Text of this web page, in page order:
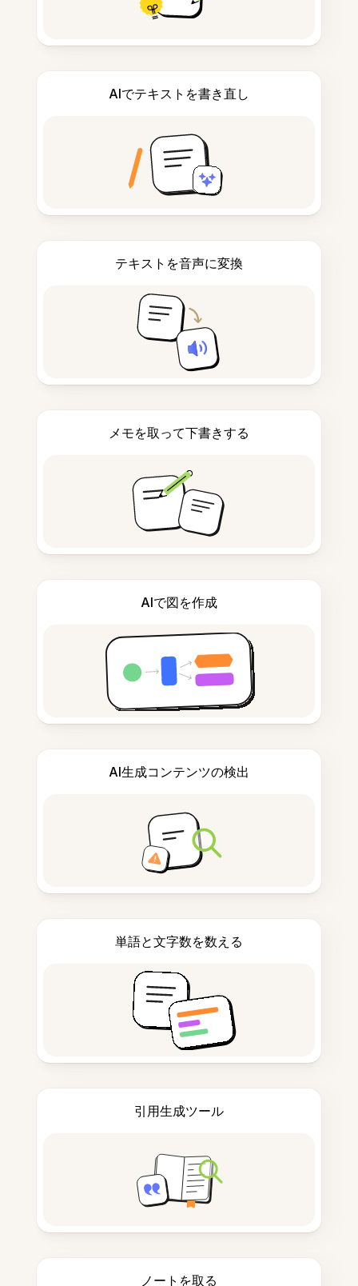
AIでテキストを書き直し
テキストを音声に変換
メモを取って下書きする
AIで図を作成
AI生成コンテンツの検出
単語と文字数を数える
引用生成ツール
ノートを取る